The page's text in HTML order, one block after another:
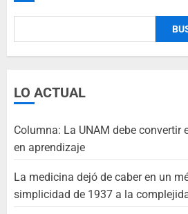
LO ACTUAL
Columna: La UNAM debe convertir
en aprendizaje
La medicina dejó de caber en un
simplicidad de 1937 a la